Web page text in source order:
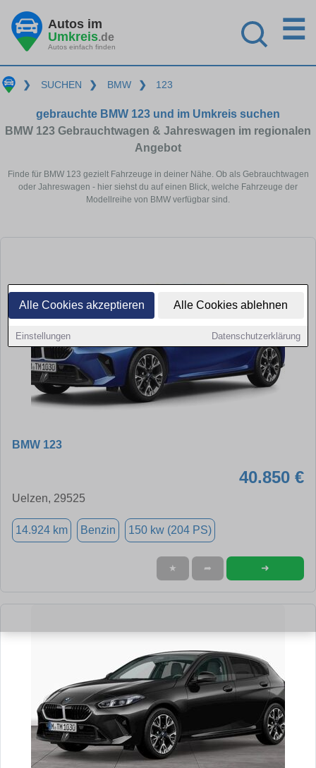
Alle Cookies akzeptieren Alle Cookies ablehnen
Einstellungen Datenschutzerklärung
Autos im
Umkreis.de
Autos einfach finden
☰
❯ SUCHEN ❯ BMW ❯ 123
gebrauchte BMW 123 und im Umkreis suchen
BMW 123 Gebrauchtwagen & Jahreswagen im regionalen
Angebot
Finde für BMW 123 gezielt Fahrzeuge in deiner Nähe. Ob als Gebrauchtwagen
oder Jahreswagen - hier siehst du auf einen Blick, welche Fahrzeuge der
Modellreihe von BMW verfügbar sind.
BMW 123
40.850 €
Uelzen, 29525
14.924 km Benzin 150 kw (204 PS)
★ ➦ ➜